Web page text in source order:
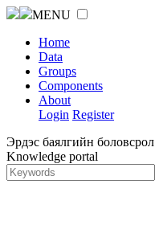
MENU
Home
Data
Groups
Components
About
Login Register
Эрдэс баялгийн боловсрол
Knowledge portal